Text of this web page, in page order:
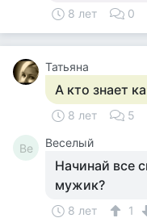
8 лет 0
Татьяна
А кто знает
8 лет 5
Ве Веселый
Начинай все
мужик?
8 лет
1